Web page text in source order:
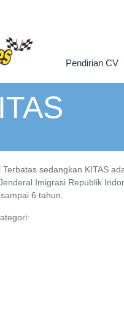
Pendirian CV
Terbatas sedangkan KITAS
Imigrasi Republik
6 tahun.